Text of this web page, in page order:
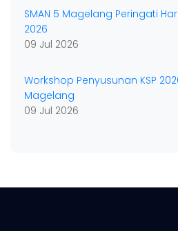
SMAN 5 Magelang Peringati
2026
09 Jul 2026
Workshop Penyusunan KSP
Magelang
09 Jul 2026